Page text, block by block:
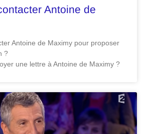
Antoine de
Antoine de Maximy pour proposer
?
une lettre à Antoine de Maximy ?